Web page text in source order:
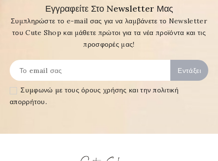
Εγγραφείτε Στο Newsletter Μας
Συμπληρώστε το e-mail σας για να λαμβάνετε το Newsletter
του Cute Shop και μάθετε πρώτοι για τα νέα προϊόντα και τις
προσφορές μας!
Συμφωνώ με τουςόρους χρήσης και την πολιτική
απορρήτου.